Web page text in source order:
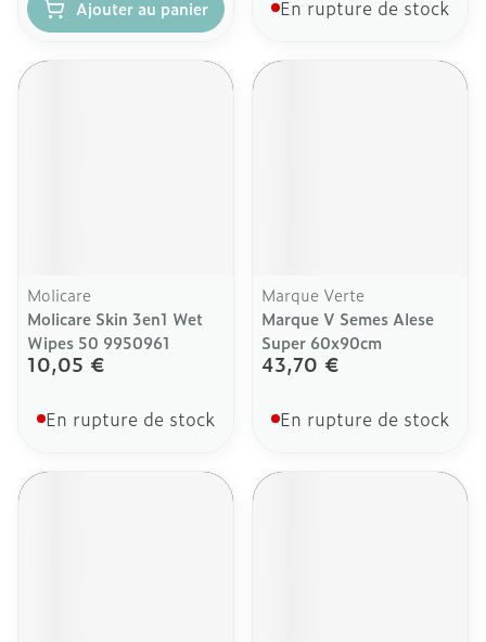
Ajouter au panier En rupture de stock
Molicare
Molicare Skin 3en1 Wet
Wipes 50 9950961
10,05 €
En rupture de stock
Marque Verte
Marque V Semes Alese
Super 60x90cm
43,70 €
En rupture de stock